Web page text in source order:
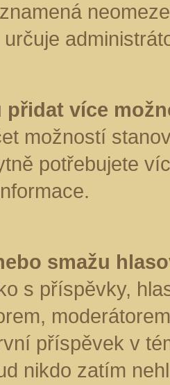
přidat více
možností
potřebujete
smažu
s příspěvky,
příspěvek v
nikdo zatím